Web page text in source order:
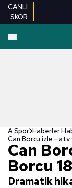
CANLI
SKOR
A Spor Haberler
Can Borcu izle - atv
Can
Borcu
Dramatik